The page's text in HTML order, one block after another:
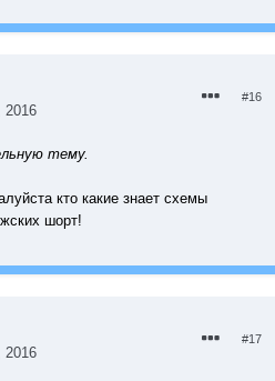
2016
#16
тему.
кто какие знает схемы
шорт!
2016
#17